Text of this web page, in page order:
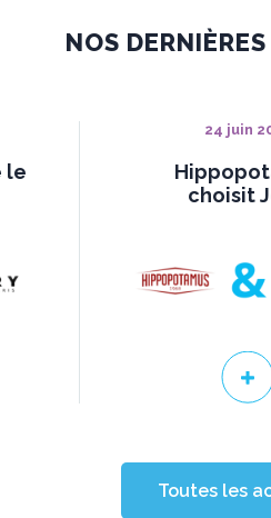
NOS
le
24 juin
choisit
Toutes les